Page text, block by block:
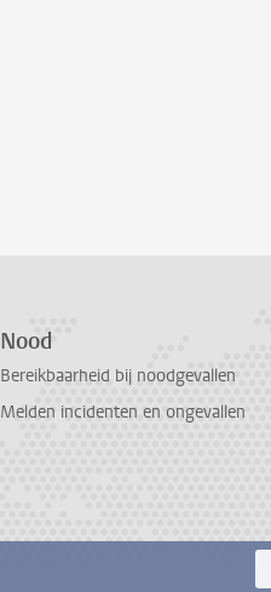
Nood
Bereikbaarheid bij noodgevallen
Melden incidenten en ongevallen